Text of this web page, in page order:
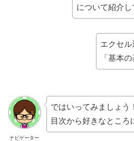
について紹介
エクセ
「基本
ナビゲーター
ではいってみましょう！
目次から好きなところ